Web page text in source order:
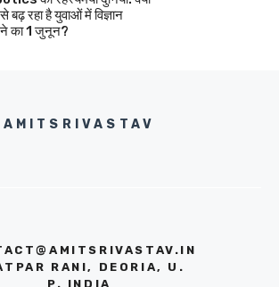
बढ़ रहा है युवाओं में विज्ञान
का 1 जुनून?
AMITSRIVASTAV
RANI, DEORIA, U.
P. INDIA